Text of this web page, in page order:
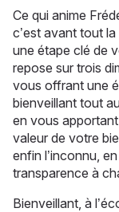
Ce qui anime
c’est avant tout
une étape clé de
repose sur trois
vous offrant une
bienveillant tout
en vous
valeur de votre
enfin l’inconnu,
transparence à
Bienveillant, à